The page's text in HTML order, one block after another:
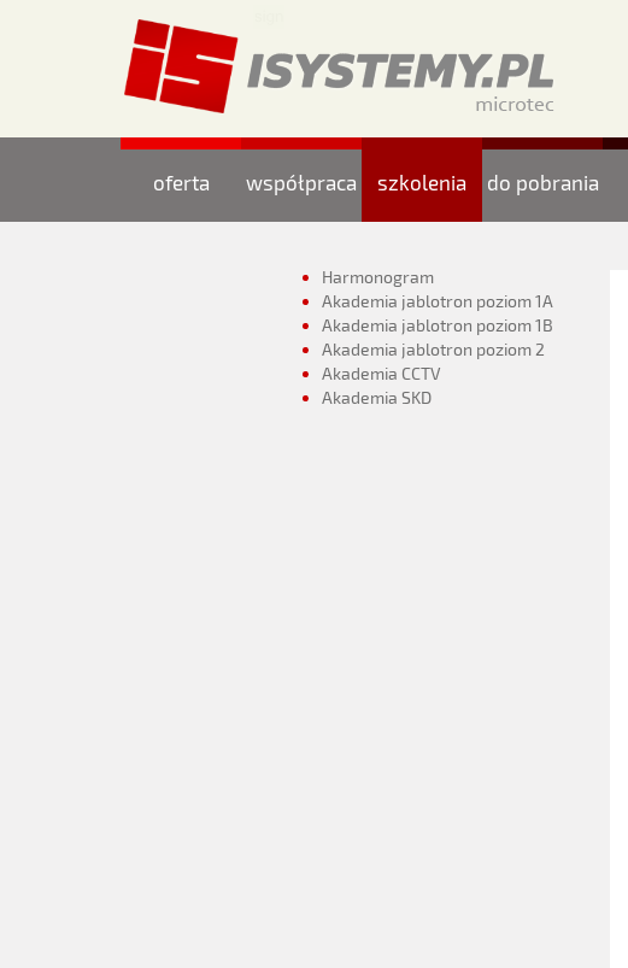
oferta współpraca szkolenia do pobrania
Harmonogram
Akademia jablotron poziom 1A
Akademia jablotron poziom 1B
Akademia jablotron poziom 2
Akademia CCTV
Akademia SKD